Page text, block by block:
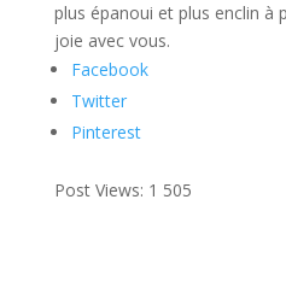
plus épanoui et plus enclin à
joie avec vous.
Facebook
Twitter
Pinterest
Post Views: 1 505